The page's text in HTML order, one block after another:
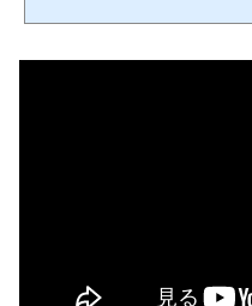
イトデー、母の日、敬老の